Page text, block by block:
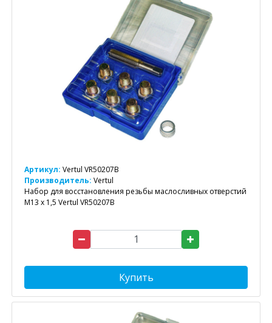
Артикул: Vertul VR50207B
Производитель: Vertul
Набор для восстановления резьбы маслосливных отверстий
M13 x 1,5 Vertul VR50207B
Купить